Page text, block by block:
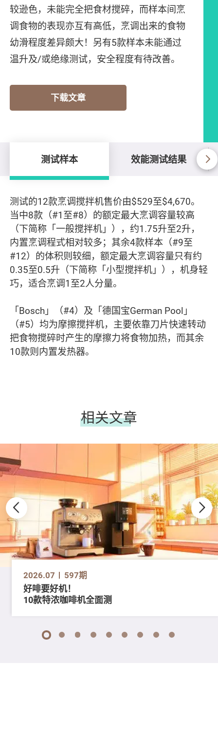
较逊色，未能完全把食材搅碎，而样本间烹
调食物的表现亦互有高低，烹调出来的食物
幼滑程度差异颇大！另有5款样本未能通过
温升及/或绝缘测试，安全程度有待改善。
下载文章
测试样本 效能测试结果
测试样本
测试的12款烹调搅拌机售价由$529至$4,670。
当中8款（#1至#8）的额定最大烹调容量较高
（下简称「一般搅拌机」），约1.75升至2升，
内置烹调程式相对较多；其余4款样本（#9至
#12）的体积则较细，额定最大烹调容量只有约
0.35至0.5升（下简称「小型搅拌机」），机身轻
巧，适合烹调1至2人分量。
「Bosch」（#4）及「德国宝German Pool」
（#5）均为摩擦搅拌机，主要依靠刀片快速转动
把食物搅碎时产生的摩擦力将食物加热，而其余
10款则内置发热器。
相关文章
2026.07 597期
好啡要好机！
10款特浓咖啡机全面测
1 2 3 4 5 6 7 8 9